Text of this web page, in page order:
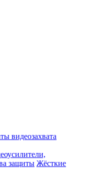
видеозахвата
защиты Жёсткие